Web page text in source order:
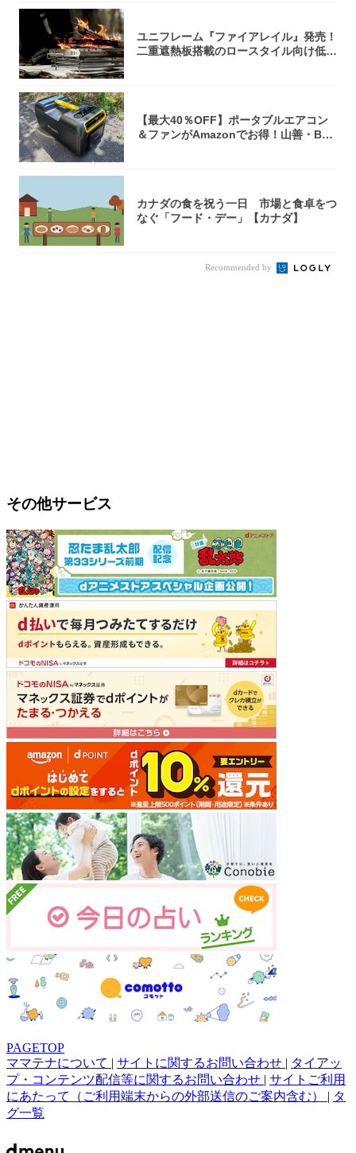
ユニフレーム『ファイアレイル』発売！
二重遮熱板搭載のロースタイル向け低型
【最大40％OFF】ポータブルエアコン
＆ファンがAmazonでお得！山善・Bo
カナダの食を祝う一日 市場と食卓をつ
なぐ「フード・デー」【カナダ】
Recommended by
その他サービス
PAGETOP
ママテナについて | サイトに関するお問い合わせ | タイアッ
プ・コンテンツ配信等に関するお問い合わせ | サイトご利用
にあたって（ご利用端末からの外部送信のご案内含む） | タ
グ一覧